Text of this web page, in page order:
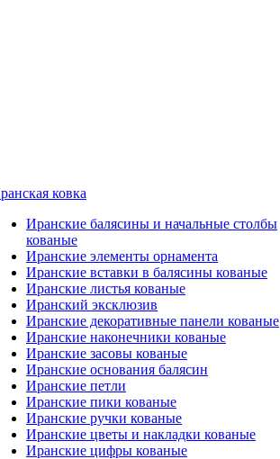
ковка
Иранские балясины и начальные столбы
кованые
Иранские элементы орнамента
Иранские вставки в балясины кованые
Иранские листья кованые
Иранский эксклюзив
Иранские декоративные панели кованые
Иранские наконечники кованые
Иранские засовы кованые
Иранские основания балясин
Иранские петли
Иранские пики кованые
Иранские ручки кованые
Иранские цветы и накладки кованые
Иранские цифры кованые